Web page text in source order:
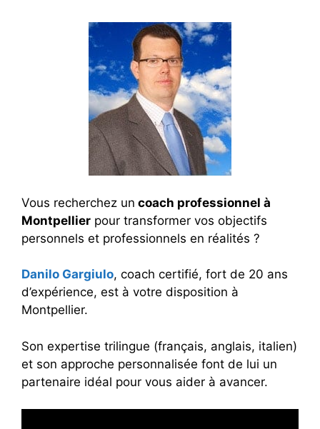
Vous recherchez un coach professionnel à
Montpellier pour transformer vos objectifs
personnels et professionnels en réalités ?
Danilo Gargiulo, coach certifié, fort de 20 ans
d’expérience, est à votre disposition à
Montpellier.
Son expertise trilingue (français, anglais, italien)
et son approche personnalisée font de lui un
partenaire idéal pour vous aider à avancer.